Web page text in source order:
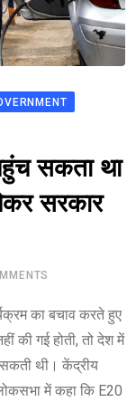
सकता था
सरकार
का बचाव करते हुए
की गई होती, तो देश में
थी। केंद्रीय
में कहा कि E20